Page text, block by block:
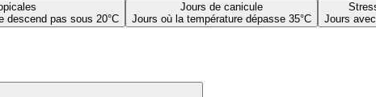
descend pas sous 20°C
Jours de canicule
Jours où la température dépasse 35°C
Jours